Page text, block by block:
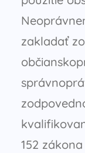
zakladať
152